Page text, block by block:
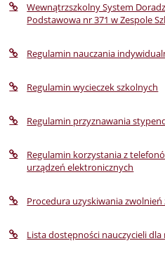
Wewnątrzszkolny System
Podstawowa nr 371 w Zespole
Regulamin nauczania
Regulamin wycieczek szkolnych
Regulamin przyznawania
Regulamin korzystania z
urządzeń elektronicznych
Procedura uzyskiwania
Lista dostępności nauczycieli